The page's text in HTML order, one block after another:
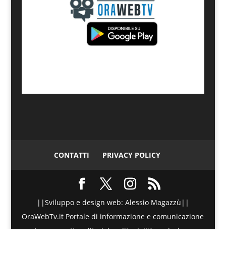
CONTATTI PRIVACY POLICY
||Sviluppo e design web: Alessio Magazzù||
OraWebTv.it Portale di informazione e comunicazione
è un progetto editoriale edito dall'Associazione